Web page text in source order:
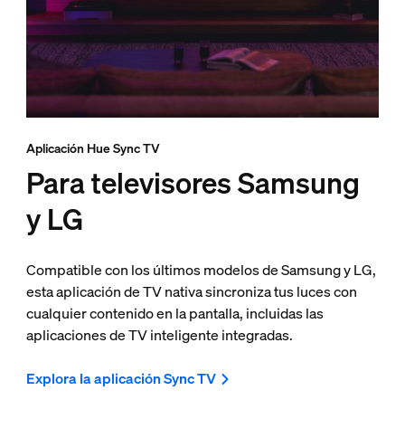
Aplicación Hue Sync TV
Para televisores Samsung
y LG
Compatible con los últimos modelos de Samsung y LG,
esta aplicación de TV nativa sincroniza tus luces con
cualquier contenido en la pantalla, incluidas las
aplicaciones de TV inteligente integradas.
Explora la aplicación Sync TV